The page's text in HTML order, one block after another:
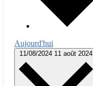
Aujourd'hui
11/08/2024 11 août 2024